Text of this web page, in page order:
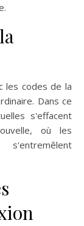
les codes de la
Dans ce
s'effacent
où les